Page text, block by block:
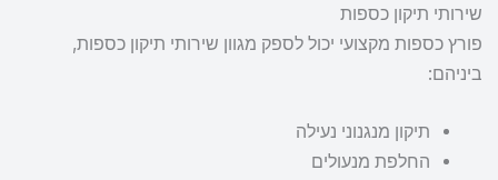
שירותי תיקון כספות
פורץ כספות מקצועי יכול לספק מגוון שירותי תיקון כספות,
ביניהם:
תיקון מנגנוני נעילה
החלפת מנעולים